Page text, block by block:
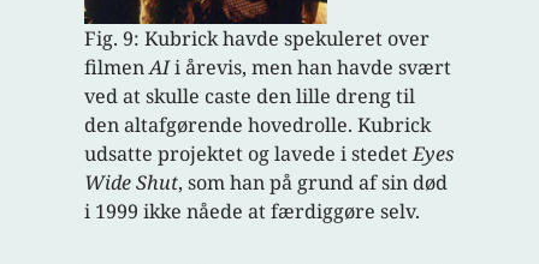
Fig. 9: Kubrick havde spekuleret over
filmenAIi årevis, men han havde svært
ved at skulle caste den lille dreng til
den altafgørende hovedrolle. Kubrick
udsatte projektet og lavede i stedetEyes
Wide Shut, som han på grund af sin død
i 1999 ikke nåede at færdiggøre selv.